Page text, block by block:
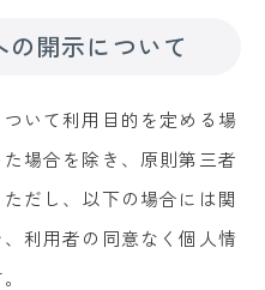
開示について
いて利用目的を定める場
場合を除き、原則第三者
だし、以下の場合には関
利用者の同意なく個人情